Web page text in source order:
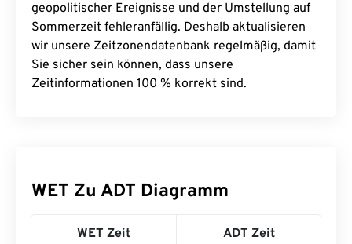
geopolitischer Ereignisse und der Umstellung auf
Sommerzeit fehleranfällig. Deshalb aktualisieren
wir unsere Zeitzonendatenbank regelmäßig, damit
Sie sicher sein können, dass unsere
Zeitinformationen 100 % korrekt sind.
WET Zu ADT Diagramm
WET Zeit ADT Zeit